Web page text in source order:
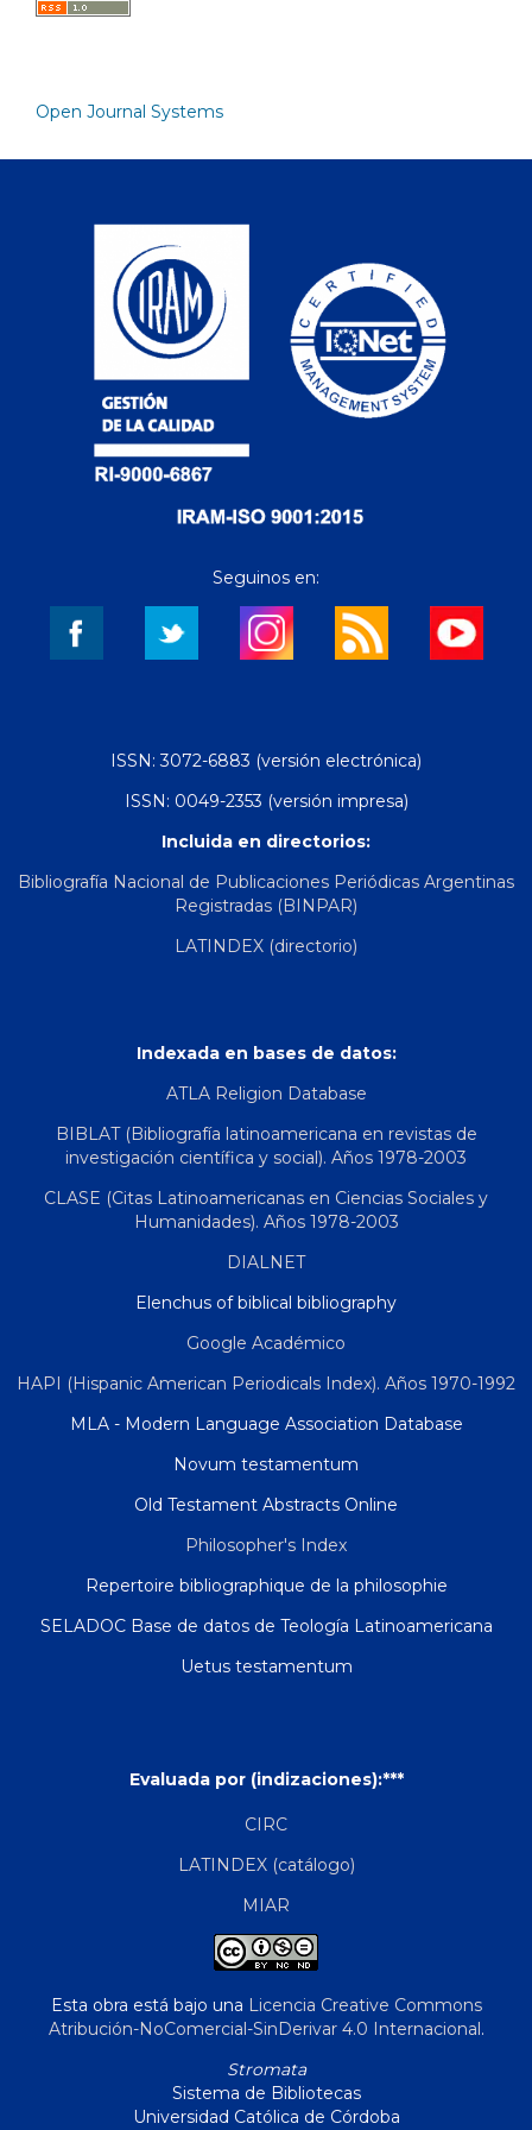
Open Journal Systems
Seguinos en:
ISSN: 3072-6883 (versión electrónica)
ISSN: 0049-2353 (versión impresa)
Incluida en directorios:
Bibliografía Nacional de Publicaciones Periódicas Argentinas
Registradas (BINPAR)
LATINDEX (directorio)
Indexada en bases de datos:
ATLA Religion Database
BIBLAT (Bibliografía latinoamericana en revistas de
investigación científica y social). Años 1978-2003
CLASE (Citas Latinoamericanas en Ciencias Sociales y
Humanidades). Años 1978-2003
DIALNET
Elenchus of biblical bibliography
Google Académico
HAPI (Hispanic American Periodicals Index). Años 1970-1992
MLA - Modern Language Association Database
Novum testamentum
Old Testament Abstracts Online
Philosopher's Index
Repertoire bibliographique de la philosophie
SELADOC Base de datos de Teología Latinoamericana
Uetus testamentum
Evaluada por (indizaciones):***
CIRC
LATINDEX (catálogo)
MIAR
Esta obra está bajo una Licencia Creative Commons
Atribución-NoComercial-SinDerivar 4.0 Internacional.
Stromata
Sistema de Bibliotecas
Universidad Católica de Córdoba